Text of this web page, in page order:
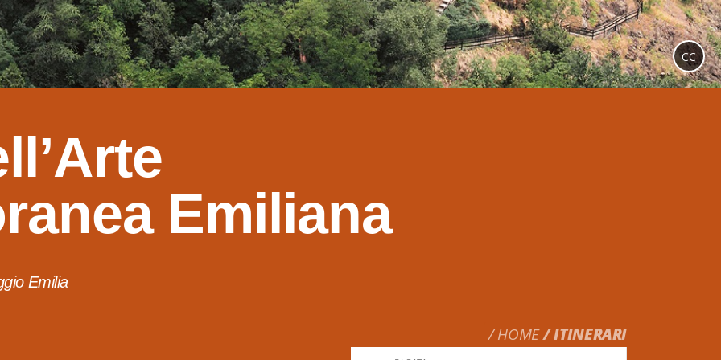
Emiliana
Emilia
HOME ITINERARI
CC